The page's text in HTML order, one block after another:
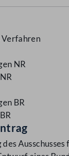
Verfahren
NR
BR